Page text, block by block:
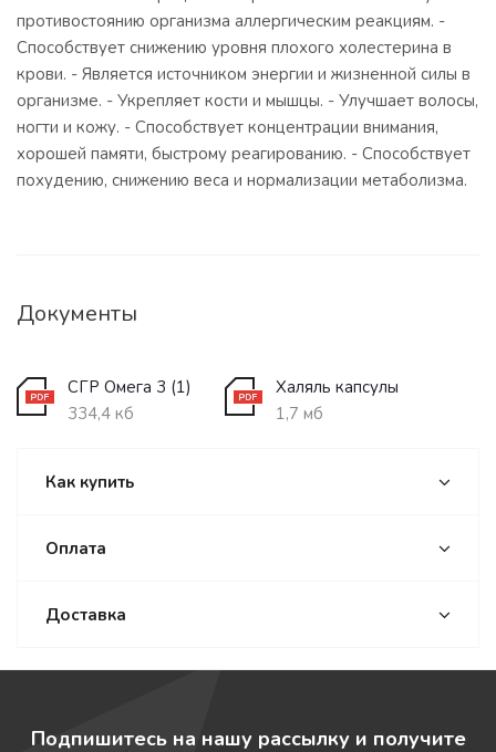
противостоянию организма аллергическим реакциям. -
Способствует снижению уровня плохого холестерина в
крови. - Является источником энергии и жизненной силы в
организме. - Укрепляет кости и мышцы. - Улучшает волосы,
ногти и кожу. - Способствует концентрации внимания,
хорошей памяти, быстрому реагированию. - Способствует
похудению, снижению веса и нормализации метаболизма.
Документы
СГР Омега 3 (1)
334,4 кб
Халяль капсулы
1,7 мб
Как купить
Оплата
Доставка
Подпишитесь на нашу рассылку и получите